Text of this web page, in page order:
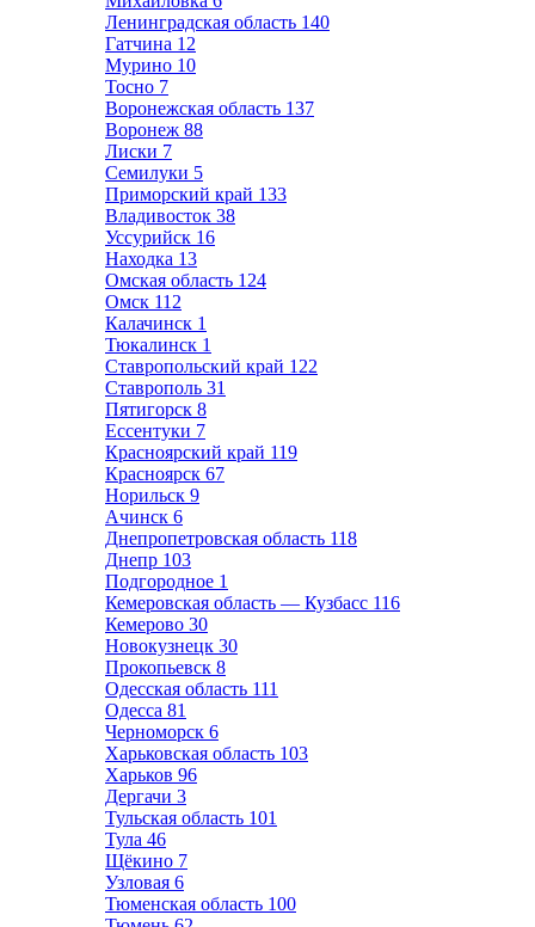
Ленинградская область 140
Гатчина 12
Мурино 10
Тосно 7
Воронежская область 137
Воронеж 88
Лиски 7
Семилуки 5
Приморский край 133
Владивосток 38
Уссурийск 16
Находка 13
Омская область 124
Омск 112
Калачинск 1
Тюкалинск 1
Ставропольский край 122
Ставрополь 31
Пятигорск 8
Ессентуки 7
Красноярский край 119
Красноярск 67
Норильск 9
Ачинск 6
Днепропетровская область 118
Днепр 103
Подгородное 1
Кемеровская область — Кузбасс 116
Кемерово 30
Новокузнецк 30
Прокопьевск 8
Одесская область 111
Одесса 81
Черноморск 6
Харьковская область 103
Харьков 96
Дергачи 3
Тульская область 101
Тула 46
Щёкино 7
Узловая 6
Тюменская область 100